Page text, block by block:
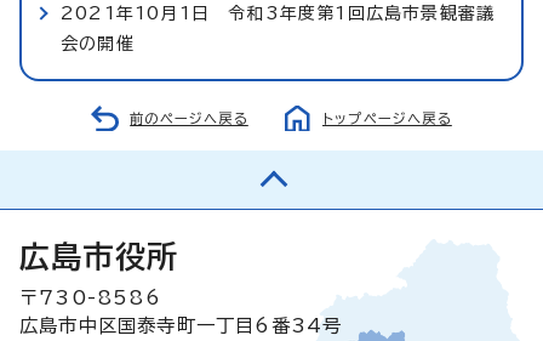
2021年10月1日 令和3年度第1回広島市景観審議
会の開催
前のページへ戻る トップページへ戻る
広島市役所
〒730-8586
広島市中区国泰寺町一丁目6番34号